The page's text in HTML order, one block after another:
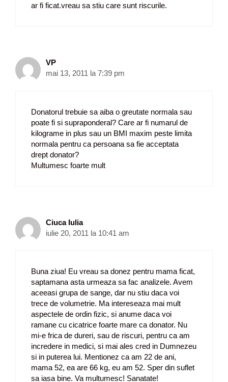
ar fi ficat.vreau sa stiu care sunt riscurile.
VP
mai 13, 2011 la 7:39 pm
Donatorul trebuie sa aiba o greutate normala sau
poate fi si supraponderal? Care ar fi numarul de
kilograme in plus sau un BMI maxim peste limita
normala pentru ca persoana sa fie acceptata
drept donator?
Multumesc foarte mult
Ciuca Iulia
iulie 20, 2011 la 10:41 am
Buna ziua! Eu vreau sa donez pentru mama ficat,
saptamana asta urmeaza sa fac analizele. Avem
aceeasi grupa de sange, dar nu stiu daca voi
trece de volumetrie. Ma intereseaza mai mult
aspectele de ordin fizic, si anume daca voi
ramane cu cicatrice foarte mare ca donator. Nu
mi-e frica de dureri, sau de riscuri, pentru ca am
incredere in medici, si mai ales cred in Dumnezeu
si in puterea lui. Mentionez ca am 22 de ani,
mama 52, ea are 66 kg, eu am 52. Sper din suflet
sa iasa bine. Va multumesc! Sanatate!